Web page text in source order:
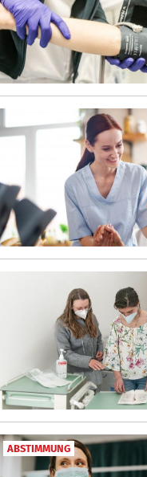
ABSTIMMUNG